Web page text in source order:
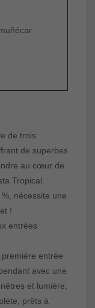
de trois
de superbes
au cœur de
Tropical.
nécessite une
!
entrées
entrée
avec une
et lumière,
prêts à